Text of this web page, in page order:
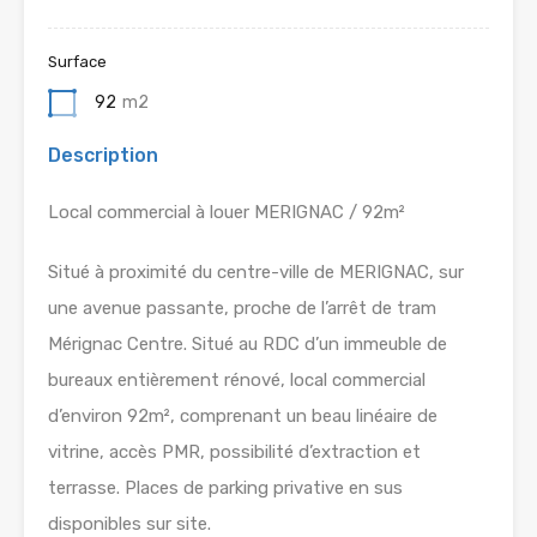
Surface
92 m2
Description
Local commercial à louer MERIGNAC / 92m²
Situé à proximité du centre-ville de MERIGNAC, sur
une avenue passante, proche de l’arrêt de tram
Mérignac Centre. Situé au RDC d’un immeuble de
bureaux entièrement rénové, local commercial
d’environ 92m², comprenant un beau linéaire de
vitrine, accès PMR, possibilité d’extraction et
terrasse. Places de parking privative en sus
disponibles sur site.